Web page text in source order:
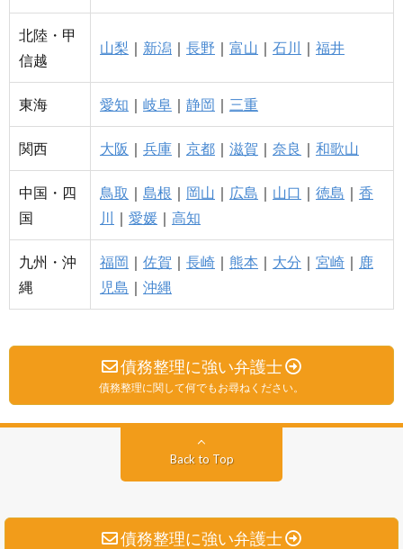
北陸・甲
信越
山梨 ｜ 新潟 ｜ 長野 ｜ 富山 ｜ 石川 ｜ 福井
東海 愛知 ｜ 岐阜 ｜ 静岡 ｜ 三重
関西 大阪 ｜ 兵庫 ｜ 京都 ｜ 滋賀 ｜ 奈良 ｜ 和歌山
中国・四
国
鳥取 ｜ 島根 ｜ 岡山 ｜ 広島 ｜ 山口 ｜ 徳島 ｜ 香
川 ｜ 愛媛 ｜ 高知
九州・沖
縄
福岡 ｜ 佐賀 ｜ 長崎 ｜ 熊本 ｜ 大分 ｜ 宮崎 ｜ 鹿
児島 ｜ 沖縄
債務整理に強い弁護士
債務整理に関して何でもお尋ねください。
Back to Top
債務整理に強い弁護士